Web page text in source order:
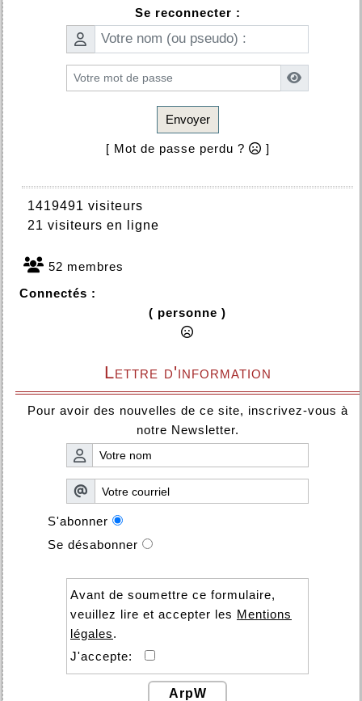
Se reconnecter :
Envoyer
[ Mot de passe perdu ? ]
1419491 visiteurs
21 visiteurs en ligne
52 membres
Connectés :
( personne )
Lettre d'information
Pour avoir des nouvelles de ce site, inscrivez-vous à
notre Newsletter.
S'abonner
Se désabonner
Avant de soumettre ce formulaire,
veuillez lire et accepter les Mentions
légales.
J'accepte:
ArpW